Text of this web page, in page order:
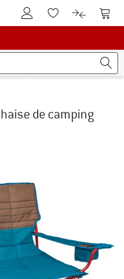
Vers le compte client
Vers la liste
Vers le
de camping